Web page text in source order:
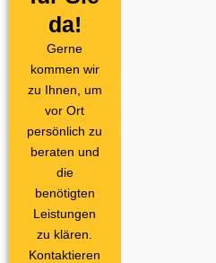
da!
Gerne
kommen wir
zu Ihnen, um
vor Ort
persönlich zu
beraten und
die
benötigten
Leistungen
zu klären.
Kontaktieren